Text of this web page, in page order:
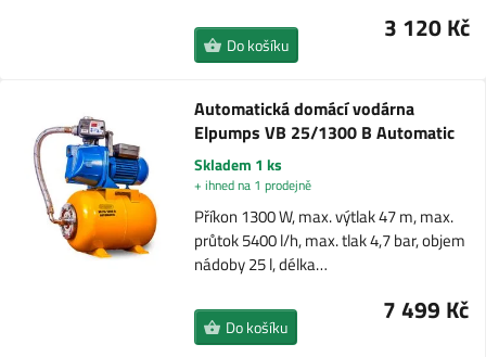
3 120 Kč
Do košíku
Automatická domácí vodárna
Elpumps VB 25/1300 B Automatic
Skladem 1 ks
+ ihned na 1 prodejně
Příkon 1300 W, max. výtlak 47 m, max.
průtok 5400 l/h, max. tlak 4,7 bar, objem
nádoby 25 l, délka…
7 499 Kč
Do košíku